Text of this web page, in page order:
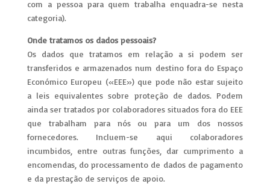
com a pessoa para quem trabalha enquadra-se nesta
categoria).
Onde tratamos os dados pessoais?
Os dados que tratamos em relação a si podem ser
transferidos e armazenados num destino fora do Espaço
Económico Europeu («EEE») que pode não estar sujeito
a leis equivalentes sobre proteção de dados. Podem
ainda ser tratados por colaboradores situados fora do EEE
que trabalham para nós ou para um dos nossos
fornecedores. Incluem-se aqui colaboradores
incumbidos, entre outras funções, dar cumprimento a
encomendas, do processamento de dados de pagamento
e da prestação de serviços de apoio.